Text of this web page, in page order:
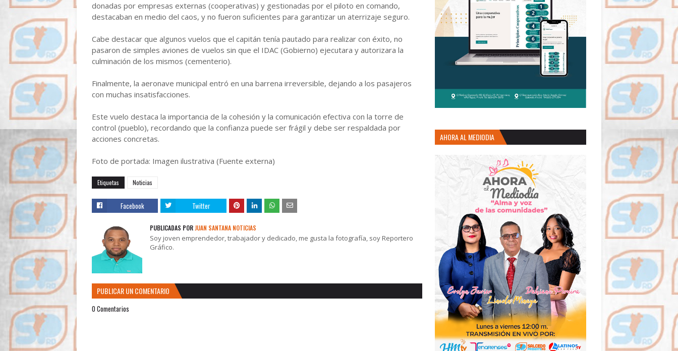
donadas por empresas externas (cooperativas) y gestionadas por el piloto en comando,
destacaban en medio del caos, y no fueron suficientes para garantizar un aterrizaje seguro.
Cabe destacar que algunos vuelos que el capitán tenía pautado para realizar con éxito, no
pasaron de simples aviones de vuelos sin que el IDAC (Gobierno) ejecutara y autorizara la
culminación de los mismos (cementerio).
Finalmente, la aeronave municipal entró en una barrena irreversible, dejando a los pasajeros
con muchas insatisfacciones.
Este vuelo destaca la importancia de la cohesión y la comunicación efectiva con la torre de
control (pueblo), recordando que la confianza puede ser frágil y debe ser respaldada por
acciones concretas.
Foto de portada: Imagen ilustrativa (Fuente externa)
Etiquetas Noticias
Facebook Twitter
PUBLICADAS PORJUAN SANTANA NOTICIAS
Soy joven emprendedor, trabajador y dedicado, me gusta la fotografía, soy Reportero
Gráfico.
PUBLICAR UN COMENTARIO
0 Comentarios
AHORA AL MEDIODIA